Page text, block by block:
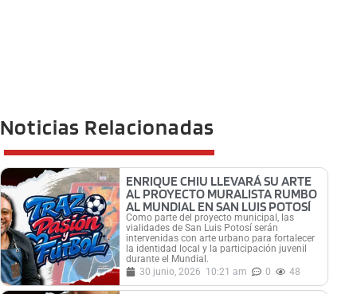
Noticias Relacionadas
ENRIQUE CHIU LLEVARÁ SU ARTE
AL PROYECTO MURALISTA RUMBO
AL MUNDIAL EN SAN LUIS POTOSÍ
Como parte del proyecto municipal, las
vialidades de San Luis Potosí serán
intervenidas con arte urbano para fortalecer
la identidad local y la participación juvenil
durante el Mundial.
30 junio, 2026 10:21 am 0 48